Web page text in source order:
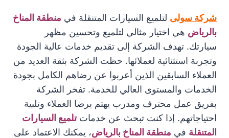
شركة سولى لتلميع السيارات المتنقلة في منطقة المناخ
بالرياض هي اختيار مثالي لتلميع وتحسين مظهر
سيارتك. تهدف الشركة إلى تقديم خدمات عالية الجودة
وتجربة استثنائية لعملائها. حظت الشركة بثقة العديد من
العملاء السابقين الذين أعربوا عن رضاهم الكامل بجودة
الخدمات والمستوى العالي للخدمة. تفخر الشركة
بفريق عمل محترف ومدرب يهتم برضا العملاء وتلبية
احتياجاتهم. إذا كنت تبحث عن خدماتتلميع السيارات
المتنقلة في منطقة المناخ بالرياض، يمكنك الاعتماد على